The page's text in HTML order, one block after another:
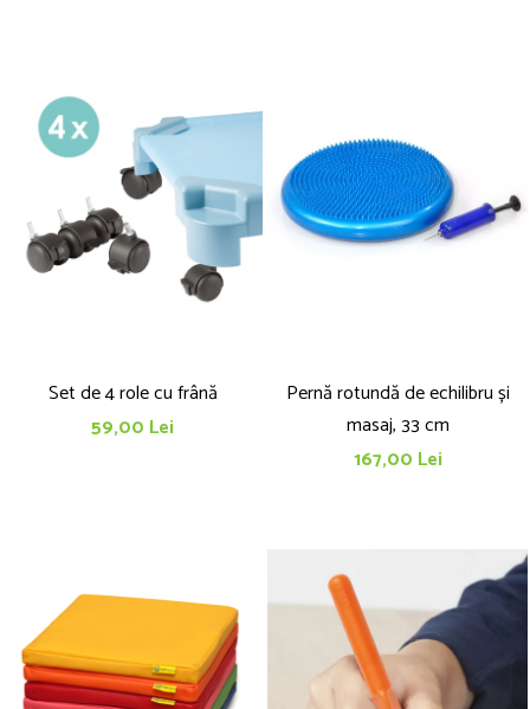
Set de 4 role cu frână
59,00 Lei
Pernă rotundă de echilibru și
masaj, 33 cm
167,00 Lei